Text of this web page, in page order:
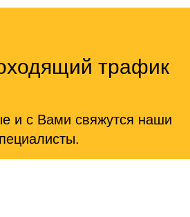
трафик
и с Вами свяжутся наши